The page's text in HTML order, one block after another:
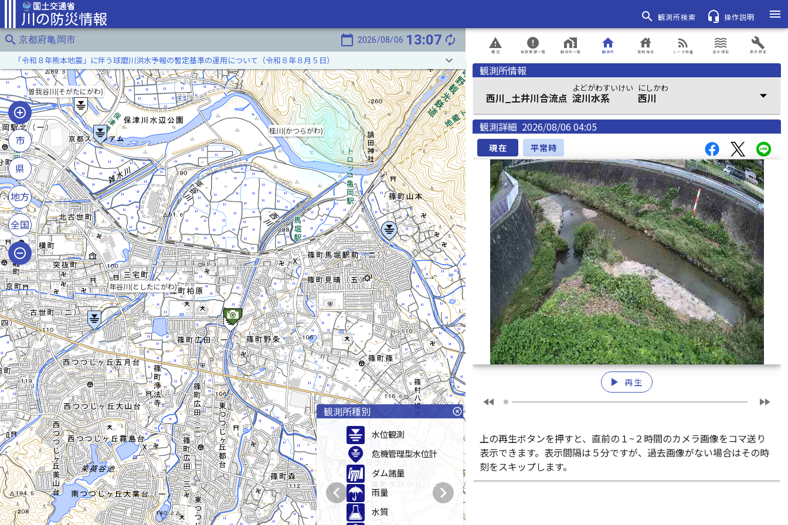
search 観測所検索 headset_mic 操作説明
menu
search 京都府亀岡市 calendar_today 2026/08/06 13:07 autorenew
桂川(かつらがわ)
年谷川(としたにがわ)
曽我谷川(そがたにがわ)
「令和８年熊本地震」に伴う球磨川洪水予報の暫定基準の運用について（令和８年８月５日） keyboard_arrow_down
市
県
地方
全国
観測所種別 highlight_off
水位観測
危機管理型水位計
ダム諸量
雨量
水質
chevron_left chevron_right
概況
report_problem
発表情報一覧
error
観測所一覧
home_work
観測所
home
登録地点
house
レーダ雨量
rss_feed
浸水想定
waves
表示設定
build
観測所情報
西川_土井川合流点
よどがわすいけい
淀川水系
にしかわ
西川 arrow_drop_down
観測詳細 2026/08/06 04:05
現在 平常時
play_arrow 再生
fast_rewind fast_forward
上の再生ボタンを押すと、直前の１~２時間のカメラ画像をコマ送り
表示できます。表示間隔は５分ですが、過去画像がない場合はその時
刻をスキップします。